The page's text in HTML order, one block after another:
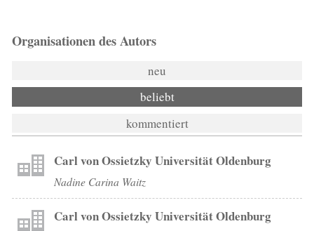
Organisationen des Autors
neu
beliebt
kommentiert
Carl von Ossietzky Universität Oldenburg
Nadine Carina Waitz
Carl von Ossietzky Universität Oldenburg